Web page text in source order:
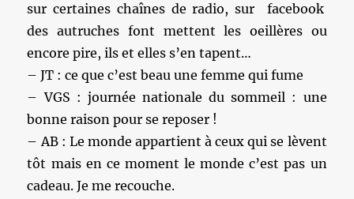
sur certaines chaînes de radio, sur facebook
des autruches font mettent les oeillères ou
encore pire, ils et elles s’en tapent…
– JT : ce que c’est beau une femme qui fume
– VGS : journée nationale du sommeil : une
bonne raison pour se reposer !
– AB : Le monde appartient à ceux qui se lèvent
tôt mais en ce moment le monde c’est pas un
cadeau. Je me recouche.